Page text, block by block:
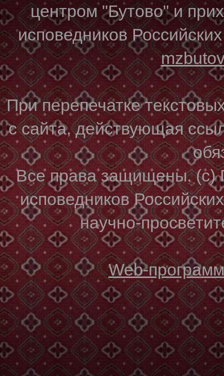
центром "Бутово" и
исповедников
При перепечатке
с сайта, действующая
Все права защищены. (с)
исповедников
научно-
Web-